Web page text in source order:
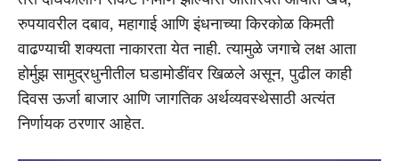
रुपयावरील दबाव, महागाई आणि इंधनाच्या किरकोळ किमती
वाढण्याची शक्यता नाकारता येत नाही. त्यामुळे जगाचे लक्ष आता
होर्मुझ सामुद्रधुनीतील घडामोडींवर खिळले असून, पुढील काही
दिवस ऊर्जा बाजार आणि जागतिक अर्थव्यवस्थेसाठी अत्यंत
निर्णायक ठरणार आहेत.